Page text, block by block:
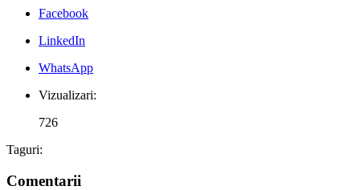
Facebook
LinkedIn
WhatsApp
Vizualizari:
726
Taguri:
Comentarii